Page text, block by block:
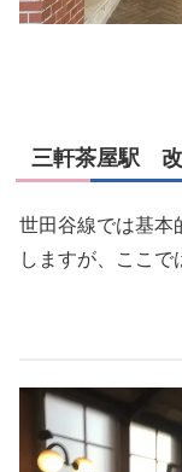
三軒茶屋駅
世田谷線では基本
しますが、ここで